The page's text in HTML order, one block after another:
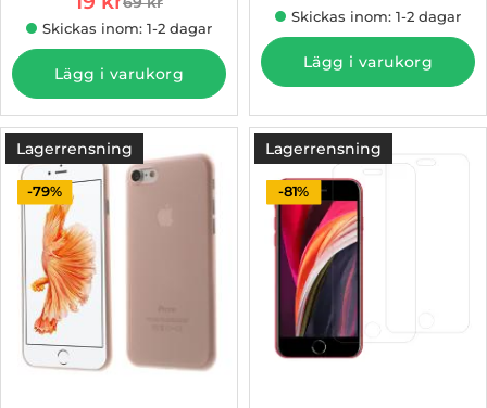
tidigare pris
Skickas inom: 1-2 dagar
Lägg i varukorg
Skickas inom: 1-2 dagar
Lägg i varukorg
Lagerrensning
-79%
Lagerrensning
-81%